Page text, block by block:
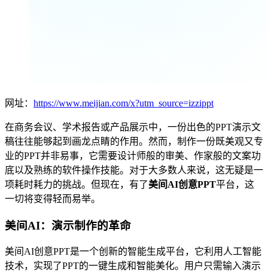
网址： https://www.meijian.com/x?utm_source=izzippt
在商务会议、学术报告或产品展示中，一份出色的PPT演示文
稿往往能够起到画龙点睛的作用。然而，制作一份既美观又专
业的PPT并非易事，它需要设计师般的审美、作家般的文案功
底以及熟练的软件操作技能。对于大多数人来说，这无疑是一
项耗时耗力的挑战。但现在，有了美间AI创意PPT平台，这
一切将变得轻而易举。
美间AI：演示制作的革命
美间AI创意PPT是一个创新的智能生成平台，它利用人工智能
技术，实现了PPT的一键生成和智能美化。用户只需输入演示